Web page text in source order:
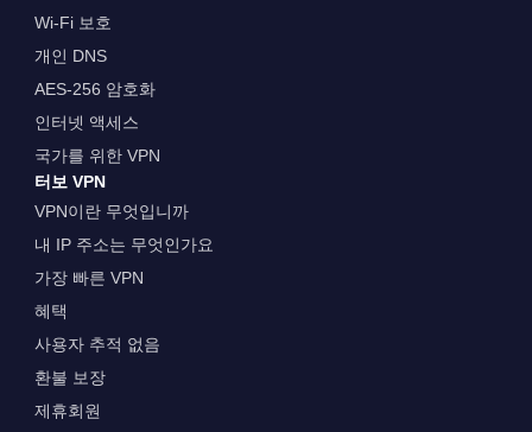
Wi-Fi 보호
개인 DNS
AES-256 암호화
인터넷 액세스
국가를 위한 VPN
터보 VPN
VPN이란 무엇입니까
내 IP 주소는 무엇인가요
가장 빠른 VPN
혜택
사용자 추적 없음
환불 보장
제휴회원